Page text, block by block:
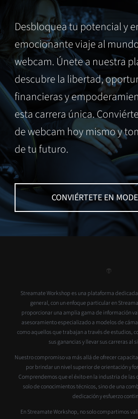
Desbloquea tu potencial y
emocionante viaje al
webcam. Únete a nuestra
descubre la libertad,
financieras y
esta carrera única.
de webcam hoy mismo y
de tu futuro.
CONVIÉRTETE EN
Streamate Workshop es una plataforma
general, con un enfoque particular en
proporcionar una amplia gama de información
asesoramiento especializado a modelos de
como aquellos que trabajan a través de estudios,
sus ganancias y llevar sus carreras al
Nuestro compromiso va más allá de ofrecer
por brindar un nivel superior de orientación y
Comprendemos que el éxito en la industria de las
solo de conocimientos técnicos, sino de una
dedicación y esfuerzo
En Streamate Workshop, no solo compartimos